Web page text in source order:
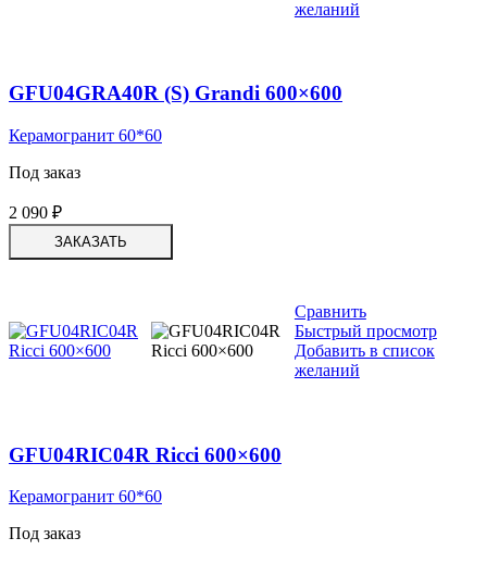
желаний
GFU04GRA40R (S) Grandi 600×600
Керамогранит 60*60
Под заказ
2 090 ₽
ЗАКАЗАТЬ
Сравнить
Быстрый просмотр
Добавить в список
желаний
GFU04RIC04R Ricci 600×600
Керамогранит 60*60
Под заказ